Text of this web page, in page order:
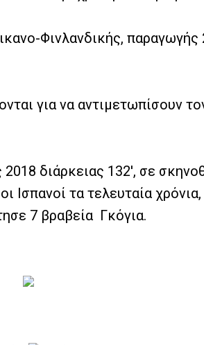
Φινλανδικής,
για να αντιμετωπίσουν
διάρκειας 132′, σε
Ισπανοί τα τελευταία
7 βραβεία Γκόγια.